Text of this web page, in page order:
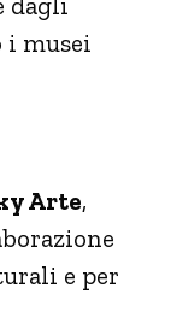
i musei
Arte,
e per